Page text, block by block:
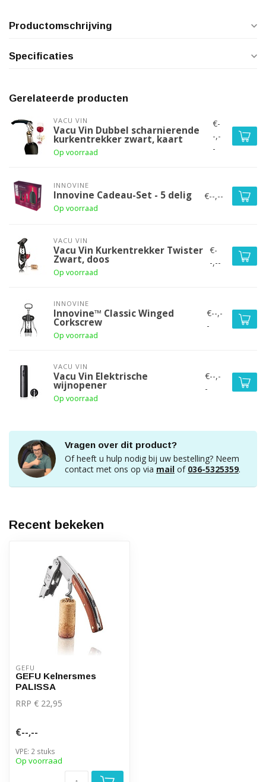
Productomschrijving
Specificaties
Gerelateerde producten
VACU VIN
Vacu Vin Dubbel scharnierende
kurkentrekker zwart, kaart
Op voorraad
€-
-,-
-
INNOVINE
Innovine Cadeau-Set - 5 delig
Op voorraad
€--,--
VACU VIN
Vacu Vin Kurkentrekker Twister
Zwart, doos
Op voorraad
€-
-,--
INNOVINE
Innovine™ Classic Winged
Corkscrew
Op voorraad
€--,-
-
VACU VIN
Vacu Vin Elektrische
wijnopener
Op voorraad
€--,-
-
Vragen over dit product?
Of heeft u hulp nodig bij uw bestelling? Neem
contact met ons op via mail of 036-5325359.
Recent bekeken
GEFU
GEFU Kelnersmes
PALISSA
RRP € 22,95
€--,--
VPE: 2 stuks
Op voorraad